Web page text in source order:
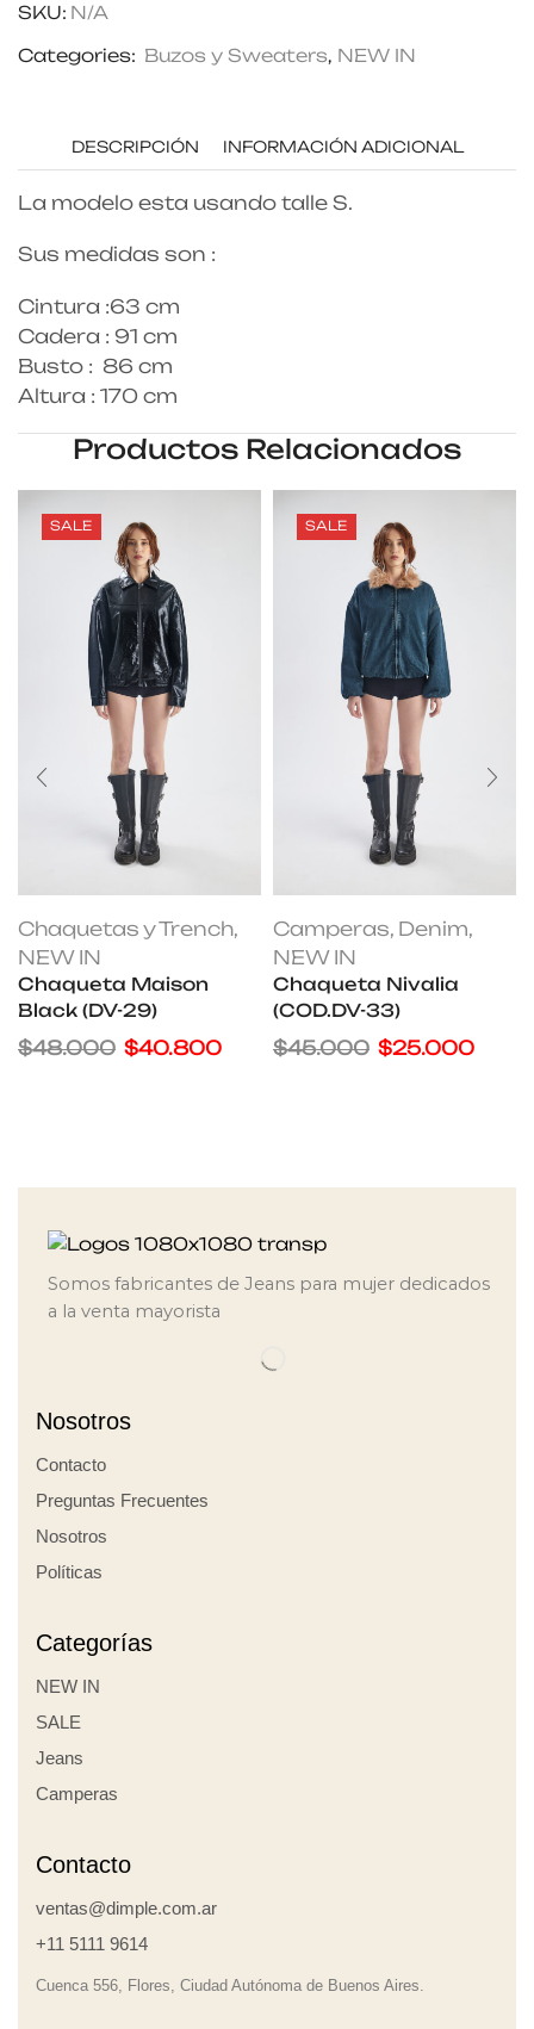
SKU: N/A
Categories: Buzos y Sweaters, NEW IN
DESCRIPCIÓN INFORMACIÓN ADICIONAL
La modelo esta usando talle S.
Sus medidas son :
Cintura :63 cm
Cadera : 91 cm
Busto : 86 cm
Altura : 170 cm
Productos Relacionados
SALE
Chaquetas y Trench,
NEW IN
Chaqueta Maison
Black (DV-29)
$48.000 $40.800
SALE
Camperas, Denim,
NEW IN
Chaqueta Nivalia
(COD.DV-33)
$45.000 $25.000
Somos fabricantes de Jeans para mujer dedicados
a la venta mayorista
Nosotros
Contacto
Preguntas Frecuentes
Nosotros
Políticas
Categorías
NEW IN
SALE
Jeans
Camperas
Contacto
ventas@dimple.com.ar
+11 5111 9614
Cuenca 556, Flores, Ciudad Autónoma de Buenos Aires.